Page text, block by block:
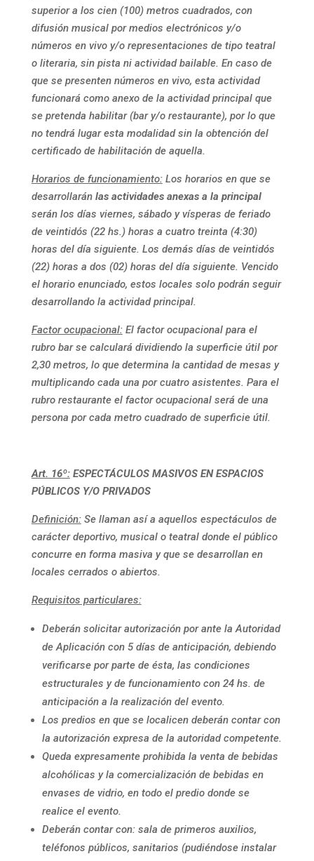
superior a los cien (100) metros cuadrados, con
difusión musical por medios electrónicos y/o
números en vivo y/o representaciones de tipo teatral
o literaria, sin pista ni actividad bailable. En caso de
que se presenten números en vivo, esta actividad
funcionará como anexo de la actividad principal que
se pretenda habilitar (bar y/o restaurante), por lo que
no tendrá lugar esta modalidad sin la obtención del
certificado de habilitación de aquella.
Horarios de funcionamiento:Los horarios en que se
desarrollarán las actividades anexas a la principal
serán los días viernes, sábado y vísperas de feriado
de veintidós (22 hs.) horas a cuatro treinta (4:30)
horas del día siguiente. Los demás días de veintidós
(22) horas a dos (02) horas del día siguiente. Vencido
el horario enunciado, estos locales solo podrán seguir
desarrollando la actividad principal.
Factor ocupacional:El factor ocupacional para el
rubro bar se calculará dividiendo la superficie útil por
2,30 metros, lo que determina la cantidad de mesas y
multiplicando cada una por cuatro asistentes. Para el
rubro restaurante el factor ocupacional será de una
persona por cada metro cuadrado de superficie útil.
Art. 16º: ESPECTÁCULOS MASIVOS EN ESPACIOS
PÚBLICOS Y/O PRIVADOS
Definición:Se llaman así a aquellos espectáculos de
carácter deportivo, musical o teatral donde el público
concurre en forma masiva y que se desarrollan en
locales cerrados o abiertos.
Requisitos particulares:
Deberán solicitar autorización por ante la Autoridad
de Aplicación con 5 días de anticipación, debiendo
verificarse por parte de ésta, las condiciones
estructurales y de funcionamiento con 24 hs. de
anticipación a la realización del evento.
Los predios en que se localicen deberán contar con
la autorización expresa de la autoridad competente.
Queda expresamente prohibida la venta de bebidas
alcohólicas y la comercialización de bebidas en
envases de vidrio, en todo el predio donde se
realice el evento.
Deberán contar con: sala de primeros auxilios,
teléfonos públicos, sanitarios (pudiéndose instalar